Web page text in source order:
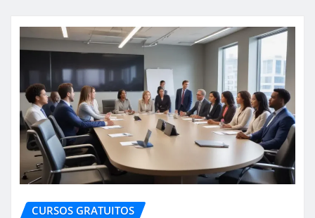
CURSOS GRATUITOS